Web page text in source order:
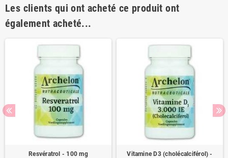
Les clients qui ont acheté ce produit ont
également acheté...
Resvératrol - 100 mg
Vitamine D3 (cholécalciférol) -